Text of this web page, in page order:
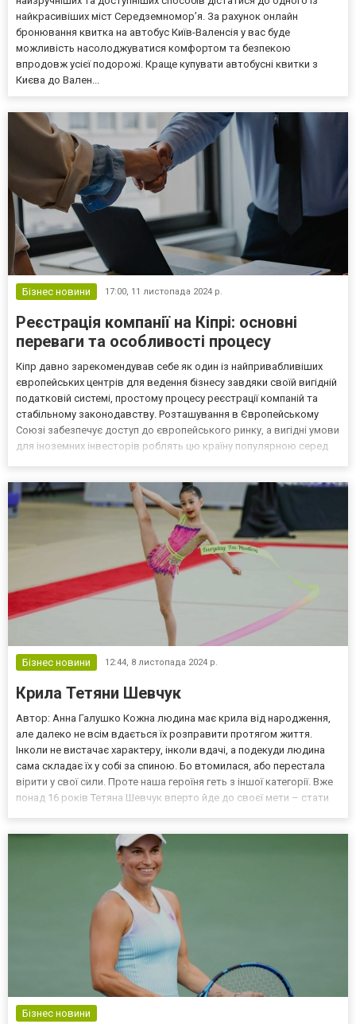
найкрасивіших міст Середземномор’я. За рахунок онлайн
бронювання квитка на автобус Київ-Валенсія у вас буде
можливість насолоджуватися комфортом та безпекою
впродовж усієї подорожі. Краще купувати автобусні квитки з
Києва до Вален...
Бізнес новини 17:00, 11 листопада 2024 р.
Реєстрація компанії на Кіпрі: основні
переваги та особливості процесу
Кіпр давно зарекомендував себе як один із найпривабливіших
європейських центрів для ведення бізнесу завдяки своїй вигідній
податковій системі, простому процесу реєстрації компаній та
стабільному законодавству. Розташування в Європейському
Союзі забезпечує доступ до європейського ринку, а вигідні умови
для іноземних інвесторів роблять цю країну популярною серед
Бізнес новини 12:44, 8 листопада 2024 р.
Крила Тетяни Шевчук
Автор: Анна Галушко Кожна людина має крила від народження,
але далеко не всім вдається їх розправити протягом життя.
Інколи не вистачає характеру, інколи вдачі, а подекуди людина
сама складає їх у собі за спиною. Бо втомилася, або перестала
вірити у свої сили. Проте наша героїня геть з іншої категорії. Вже
понад 16 років Тетяна Шевчук вперто йде до своєї мети – стати
Бізнес новини